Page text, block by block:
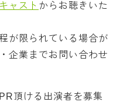
ャスト からお聴きいた
が限られている場合が
企業までお問い合わせ
頂ける出演者を募集